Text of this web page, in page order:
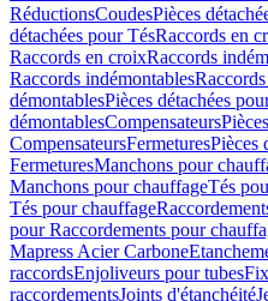
RéductionsCoudesPièces
détachées pour TésRaccords en
Raccords en croixRaccords
Raccords indémontables
démontablesPièces détachées
démontablesCompensateurs
CompensateursFermeturesPièces
FermeturesManchons pour
Manchons pour chauffageTés
Tés pour chauffage
pour Raccordements pour
Mapress Acier Carbone
raccordsEnjoliveurs pour tubes
raccordementsJoints d'étanchéité